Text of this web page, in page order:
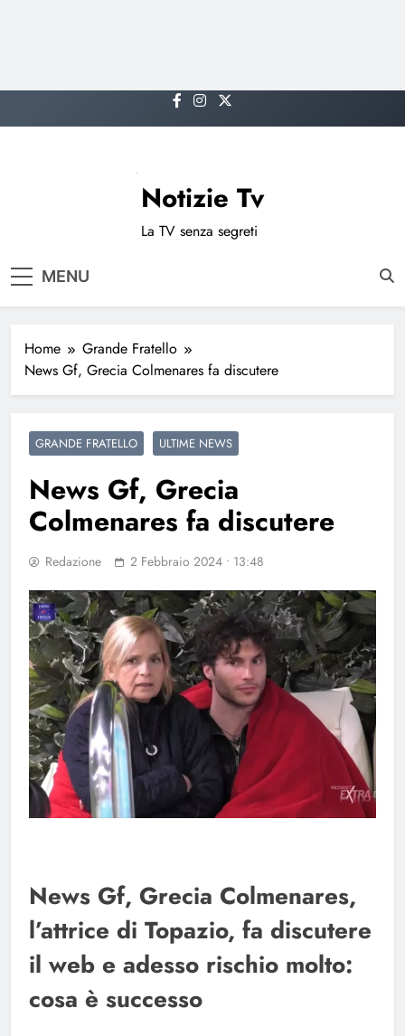
to
Notizie Tv
La TV senza segreti
MENU
Home
Grande Fratello
News Gf, Grecia Colmenares fa discutere
GRANDE FRATELLO ULTIME NEWS
News Gf, Grecia
Colmenares fa discutere
Redazione 2 Febbraio 2024 • 13:48
News Gf, Grecia Colmenares,
l’attrice di Topazio, fa discutere
il web e adesso rischio molto:
cosa è successo